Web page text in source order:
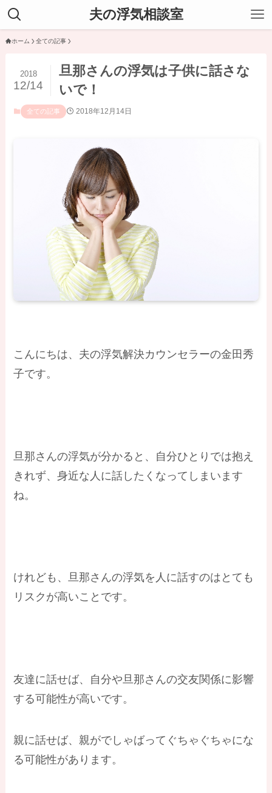
夫の浮気相談室
ホーム 全ての記事
旦那さんの浮気は子供に話さな
いで！
2018
12/14
全ての記事 2018年12月14日
こんにちは、夫の浮気解決カウンセラーの金田秀
子です。
旦那さんの浮気が分かると、自分ひとりでは抱え
きれず、身近な人に話したくなってしまいます
ね。
けれども、旦那さんの浮気を人に話すのはとても
リスクが高いことです。
友達に話せば、自分や旦那さんの交友関係に影響
する可能性が高いです。
親に話せば、親がでしゃばってぐちゃぐちゃにな
る可能性があります。